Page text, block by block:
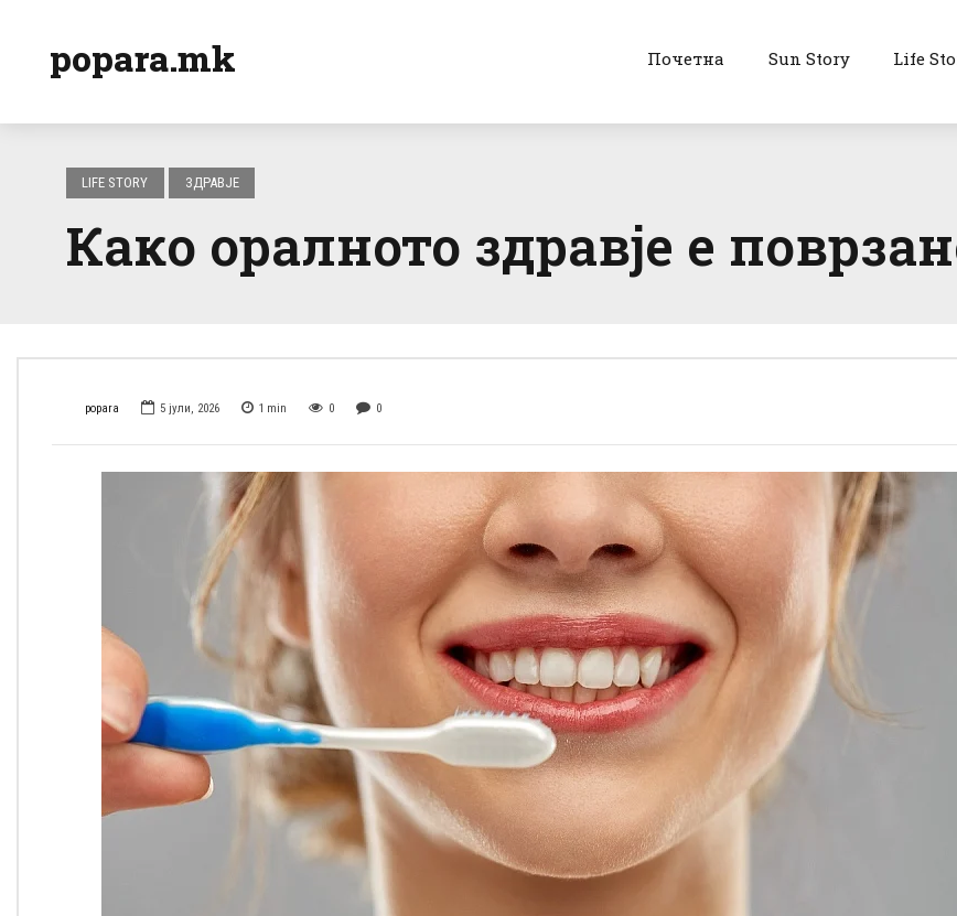
popara.mk Почетна Sun Story Life
LIFE STORY ЗДРАВЈЕ
Како оралното здравје е
popara 5 јули, 2026 1 min 0 0